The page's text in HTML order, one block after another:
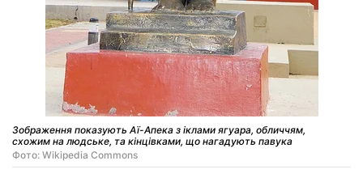
Зображення показують Аї-Апека з іклами ягуара, обличчям,
схожим на людське, та кінцівками, що нагадують павука
Фото: Wikipedia Commons